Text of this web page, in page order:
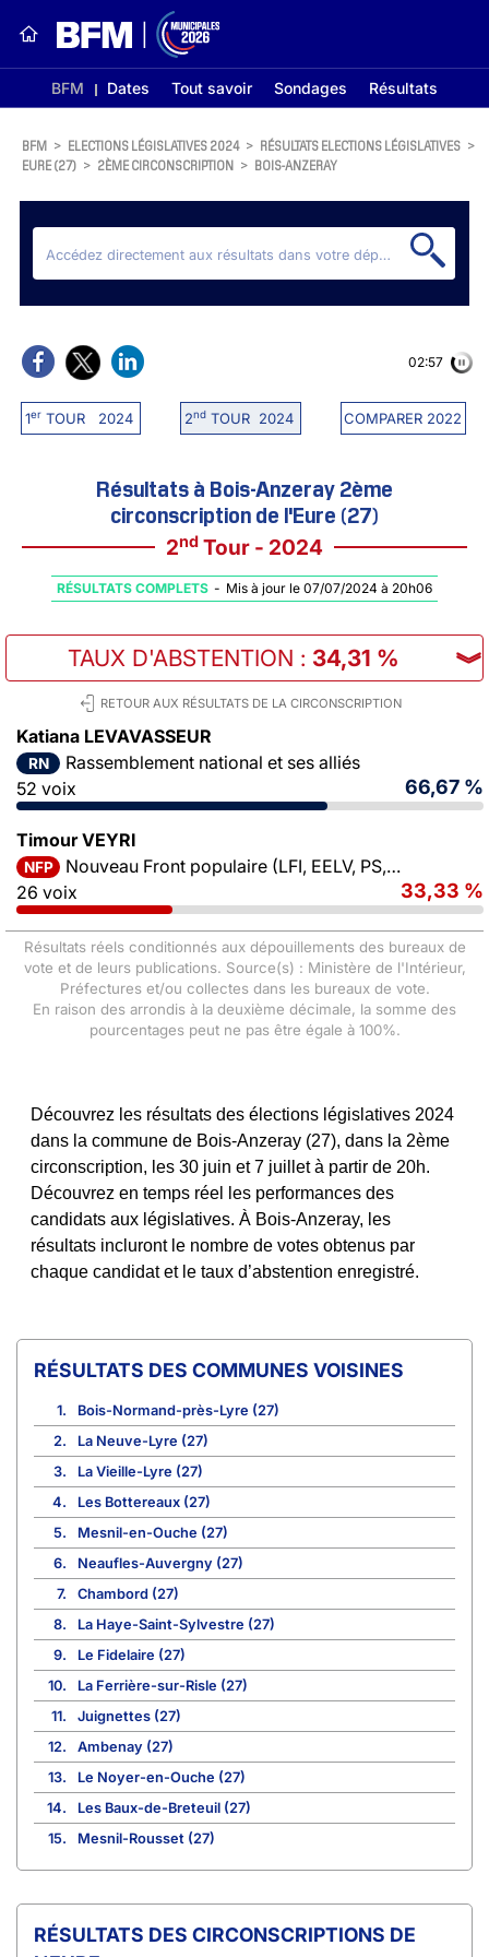
BFM Dates Tout savoir Sondages Résultats
BFM > ELECTIONS LÉGISLATIVES 2024 > RÉSULTATS ELECTIONS LÉGISLATIVES >
EURE (27) > 2ÈME CIRCONSCRIPTION > BOIS-ANZERAY
1erTOUR 2024 2ndTOUR 2024 COMPARER 2022
02:56
Résultats à Bois-Anzeray 2ème
circonscription de l'Eure (27)
2nd Tour - 2024
RÉSULTATS COMPLETS - Mis à jour le 07/07/2024 à 20h06
TAUX D'ABSTENTION : 34,31 % ︾
RETOUR AUX RÉSULTATS DE LA CIRCONSCRIPTION
Katiana LEVAVASSEUR
RN
Rassemblement national et ses alliés
52 voix
66,67 %
Timour VEYRI
NFP
Nouveau Front populaire (LFI, EELV, PS, PCF)
26 voix
33,33 %
Résultats réels conditionnés aux dépouillements des bureaux de
vote et de leurs publications. Source(s) : Ministère de l'Intérieur,
Préfectures et/ou collectes dans les bureaux de vote.
En raison des arrondis à la deuxième décimale, la somme des
pourcentages peut ne pas être égale à 100%.
Découvrez les résultats des élections législatives 2024
dans la commune de Bois-Anzeray (27), dans la 2ème
circonscription, les 30 juin et 7 juillet à partir de 20h.
Découvrez en temps réel les performances des
candidats aux législatives. À Bois-Anzeray, les
résultats incluront le nombre de votes obtenus par
chaque candidat et le taux d’abstention enregistré.
COMMUNES VOISINES
1.
Bois-Normand-près-Lyre (27)
2.
La Neuve-Lyre (27)
3.
La Vieille-Lyre (27)
4.
Les Bottereaux (27)
5.
Mesnil-en-Ouche (27)
6.
Neaufles-Auvergny (27)
7.
Chambord (27)
8.
La Haye-Saint-Sylvestre (27)
9.
Le Fidelaire (27)
10.
La Ferrière-sur-Risle (27)
11.
Juignettes (27)
12.
Ambenay (27)
13.
Le Noyer-en-Ouche (27)
14.
Les Baux-de-Breteuil (27)
15.
Mesnil-Rousset (27)
CIRCONSCRIPTIONS DE